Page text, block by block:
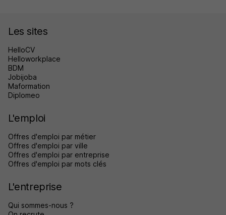
Les sites
HelloCV
Helloworkplace
BDM
Jobijoba
Maformation
Diplomeo
L'emploi
Offres d'emploi par métier
Offres d'emploi par ville
Offres d'emploi par entreprise
Offres d'emploi par mots clés
L'entreprise
Qui sommes-nous ?